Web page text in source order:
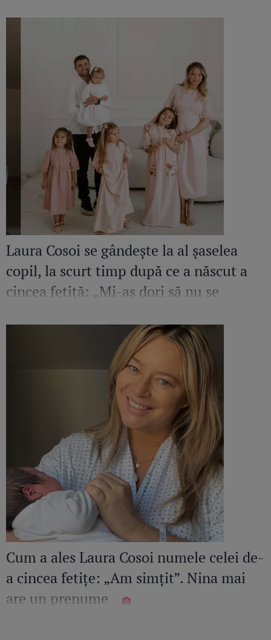
Laura Cosoi se gândește la al șaselea
copil, la scurt timp după ce a născut a
cincea fetiță: „Mi-aș dori să nu se
Cum a ales Laura Cosoi numele celei de-
a cincea fetițe: „Am simțit”. Nina mai
are un prenume